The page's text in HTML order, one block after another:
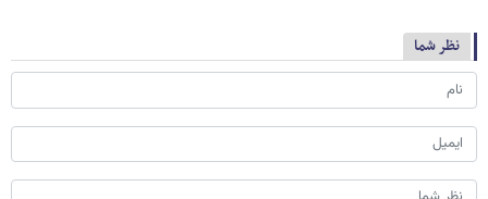
نظر شما